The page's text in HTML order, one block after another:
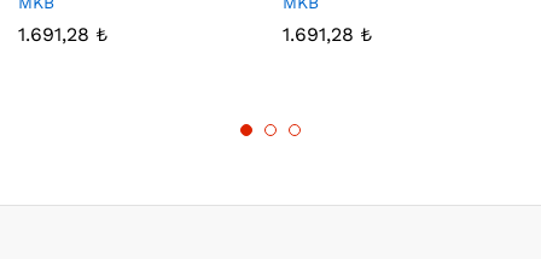
1.691,28 ₺ 1.691,28 ₺